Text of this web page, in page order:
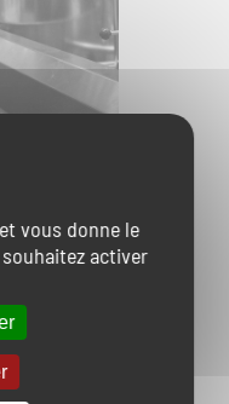
vous donne le
activer